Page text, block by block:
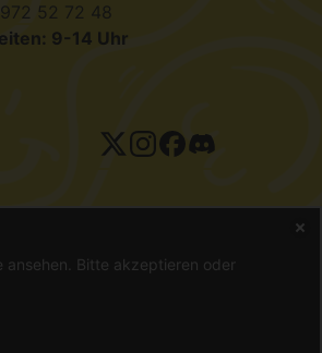
52 72 48
9-14 Uhr
Souvenir, zur Vogelfütterung oder
ansehen. Bitte akzeptieren oder